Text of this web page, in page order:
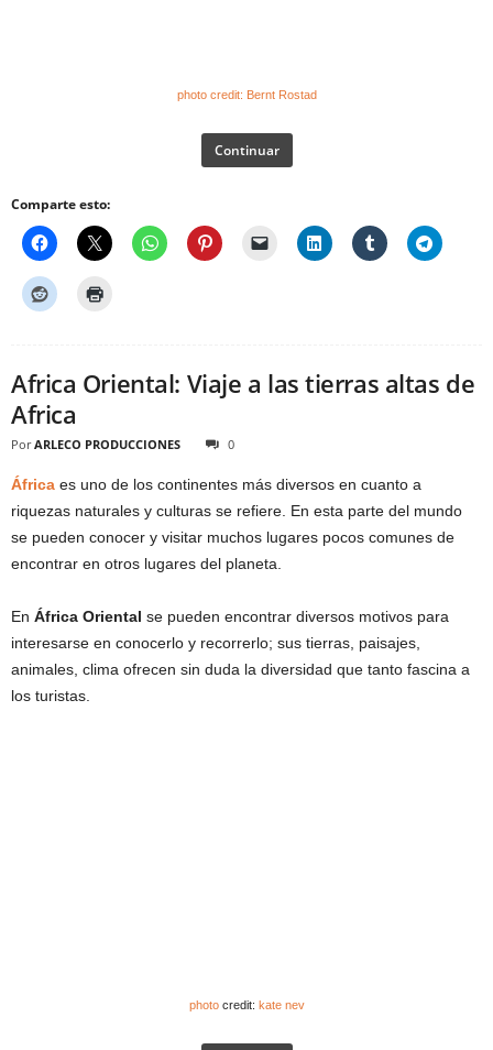
photocredit: Bernt Rostad
Continuar
Comparte esto:
Africa Oriental: Viaje a las tierras altas de
Africa
Por ARLECO PRODUCCIONES 0
África es uno de los continentes más diversos en cuanto a
riquezas naturales y culturas se refiere. En esta parte del mundo
se pueden conocer y visitar muchos lugares pocos comunes de
encontrar en otros lugares del planeta.
En África Oriental se pueden encontrar diversos motivos para
interesarse en conocerlo y recorrerlo; sus tierras, paisajes,
animales, clima ofrecen sin duda la diversidad que tanto fascina a
los turistas.
photocredit: kate nev